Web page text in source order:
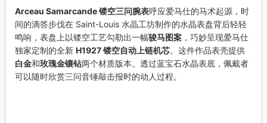
Arceau Samarcande 镂空三问腕表呼应爱马仕的马术起源，时
间的滴答步伐在 Saint-Louis 水晶工坊制作的水晶表盘背后轻轻
鸣响，表盘上以镂空工艺勾勒出一幅骏马图案 ，巧妙呈现爱马仕
独家定制的全新 H1927 镂空自动上链机芯。这件作品表壳提供
白金和玫瑰金镶钻两个材质版本。透过蓝宝石水晶表底，佩戴者
可以随时欣赏三问音锤敲击报时的动人过程。